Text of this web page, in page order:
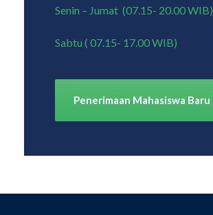
Senin – Jumat (07.15- 20.00 WIB)
Sabtu ( 07.15- 17.00 WIB)
Penerimaan Mahasiswa Baru